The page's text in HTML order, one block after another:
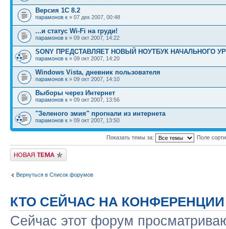
Версия 1С 8.2
парамонов к » 07 дек 2007, 00:48
...и статус Wi-Fi на груди!
парамонов к » 09 окт 2007, 14:22
SONY ПРЕДСТАВЛЯЕТ НОВЫЙ НОУТБУК НАЧАЛЬНОГО
парамонов к » 09 окт 2007, 14:20
Windows Vista, дневник пользователя
парамонов к » 09 окт 2007, 14:10
Выборы через Интернет
парамонов к » 09 окт 2007, 13:56
"Зеленого змия" прогнали из интернета
парамонов к » 09 окт 2007, 13:50
Показать темы за: Поле
Новая тема
Вернуться в Список форумов
КТО СЕЙЧАС НА КОНФЕРЕНЦИИ
Сейчас этот форум